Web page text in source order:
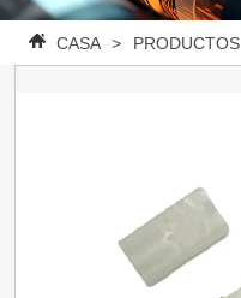
CASA > PRODUCTOS